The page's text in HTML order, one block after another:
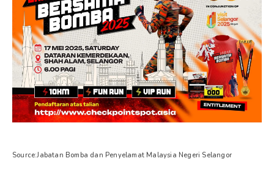
Source:Jabatan Bomba dan Penyelamat Malaysia Negeri Selangor